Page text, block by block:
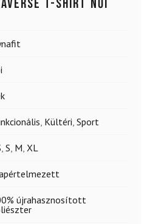
T-shirt Női
, Kültéri, Sport
, S, M, XL
újrahasznosított